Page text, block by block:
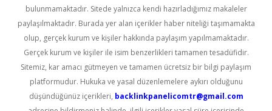
bulunmamaktadır. Sitede yalnızca kendi hazırladığımız makaleler
paylaşılmaktadır. Burada yer alan içerikler haber niteliği taşımamakta
olup, gerçek kurum ve kişiler hakkında paylaşım yapılmamaktadır.
Gerçek kurum ve kişiler ile isim benzerlikleri tamamen tesadüfidir.
Sitemiz, kar amacı gütmeyen ve tamamen ücretsiz bir bilgi paylaşım
platformudur. Hukuka ve yasal düzenlemelere aykırı olduğunu
düşündüğünüz içerikleri, backlinkpanelicomtr@gmail.com